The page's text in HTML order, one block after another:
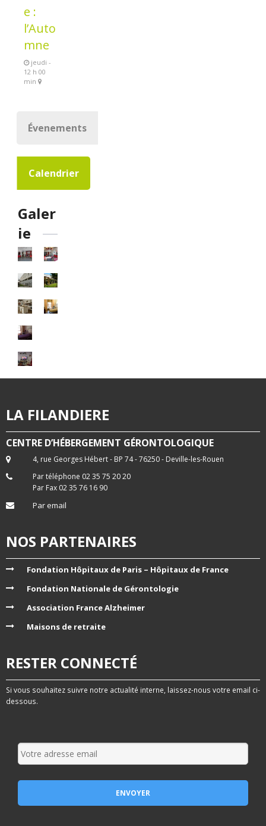
e :
l’Auto
mne
jeudi -
12 h 00
min
Évenements
Calendrier
Galer
ie
LA FILANDIERE
CENTRE D’HÉBERGEMENT GÉRONTOLOGIQUE
4, rue Georges Hébert - BP 74 - 76250 - Deville-les-Rouen
Par téléphone 02 35 75 20 20
Par Fax 02 35 76 16 90
Par email
NOS PARTENAIRES
Fondation Hôpitaux de Paris – Hôpitaux de France
Fondation Nationale de Gérontologie
Association France Alzheimer
Maisons de retraite
RESTER CONNECTÉ
Si vous souhaitez suivre notre actualité interne, laissez-nous votre email ci-
dessous.